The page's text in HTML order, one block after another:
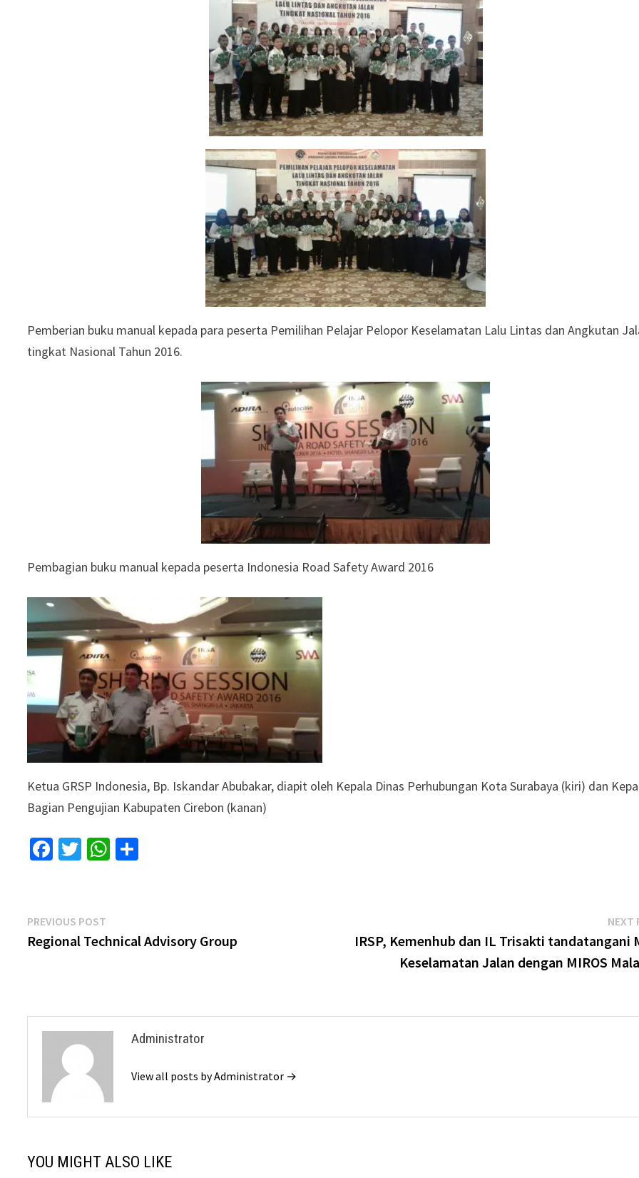
Pemberian buku manual kepada para peserta Pemilihan Pelajar Pelopor Keselamatan Lalu Lintas dan Angkutan
tingkat Nasional Tahun 2016.
Pembagian buku manual kepada peserta Indonesia Road Safety Award 2016
Ketua GRSP Indonesia, Bp. Iskandar Abubakar, diapit oleh Kepala Dinas Perhubungan Kota Surabaya (kiri) dan
Bagian Pengujian Kabupaten Cirebon (kanan)
Facebook
TwitterWhatsApp
Post
navigation
PREVIOUS POST
post:
Regional Technical Advisory Group
NEXT
IRSP, Kemenhub dan IL Trisakti tandatangani
Keselamatan Jalan dengan MIROS
Administrator
View all posts by Administrator →
YOU MIGHT ALSO LIKE